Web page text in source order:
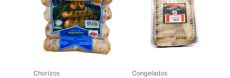
Chorizos Congelados